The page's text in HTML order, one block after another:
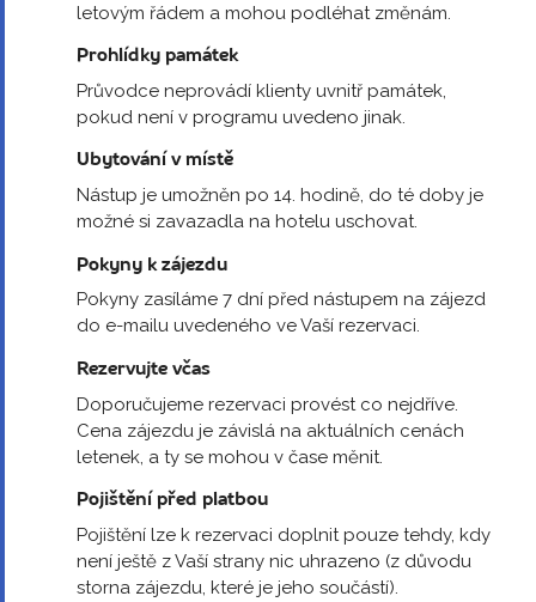
letovým řádem a mohou podléhat změnám.
Prohlídky památek
Průvodce neprovádí klienty uvnitř památek,
pokud není v programu uvedeno jinak.
Ubytování v místě
Nástup je umožněn po 14. hodině, do té doby je
možné si zavazadla na hotelu uschovat.
Pokyny k zájezdu
Pokyny zasíláme 7 dní před nástupem na zájezd
do e-mailu uvedeného ve Vaší rezervaci.
Rezervujte včas
Doporučujeme rezervaci provést co nejdříve.
Cena zájezdu je závislá na aktuálních cenách
letenek, a ty se mohou v čase měnit.
Pojištění před platbou
Pojištění lze k rezervaci doplnit pouze tehdy, kdy
není ještě z Vaší strany nic uhrazeno (z důvodu
storna zájezdu, které je jeho součástí).